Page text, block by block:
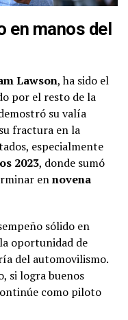
en manos del
Lawson, ha sido el
por el resto de la
su valía
fractura en la
especialmente
2023, donde sumó
ennovena
sólido en
oportunidad de
del automovilismo.
si logra buenos
como piloto